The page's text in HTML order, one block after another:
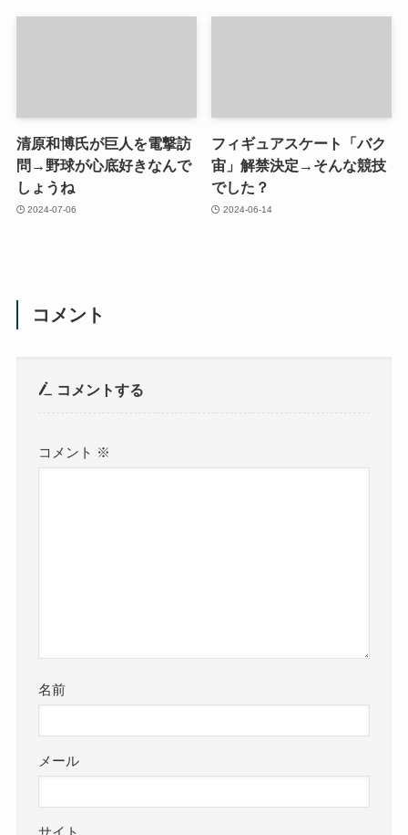
清原和博氏が巨人を電撃訪
問→野球が心底好きなんで
しょうね
2024-07-06
フィギュアスケート「バク
宙」解禁決定→そんな競技
でした？
2024-06-14
コメント
コメントする
コメント ※
名前
メール
サイト